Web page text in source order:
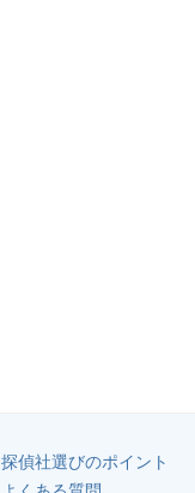
探偵社選びのポイント